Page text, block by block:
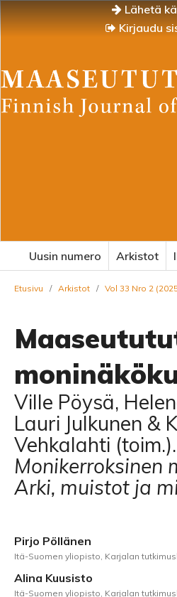
Lähetä
Kirjaudu
Uusin numero Arkistot
Etusivu / Arkistot / Vol 33 Nro 2
Ville Pöysä,
Lauri Julkunen &
Vehkalahti (toim.).
Monikerroksinen
Arki, muistot ja
Pirjo Pöllänen
Itä-Suomen yliopisto, Karjalan
Alina Kuusisto
Itä-Suomen yliopisto, Karjalan